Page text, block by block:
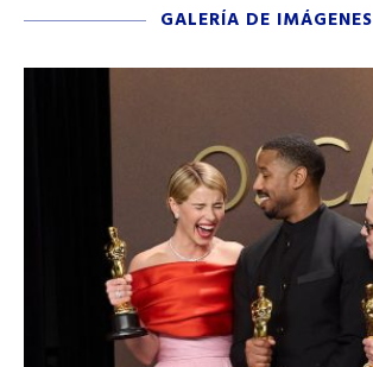
GALERÍA DE IMÁGENES